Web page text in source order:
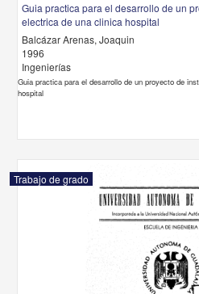
Guia practica para el desarrollo de un
electrica de una clinica hospital
Balcázar Arenas, Joaquin
1996
Ingenierías
Guia practica para el desarrollo de un proyecto de
hospital
Trabajo de grado